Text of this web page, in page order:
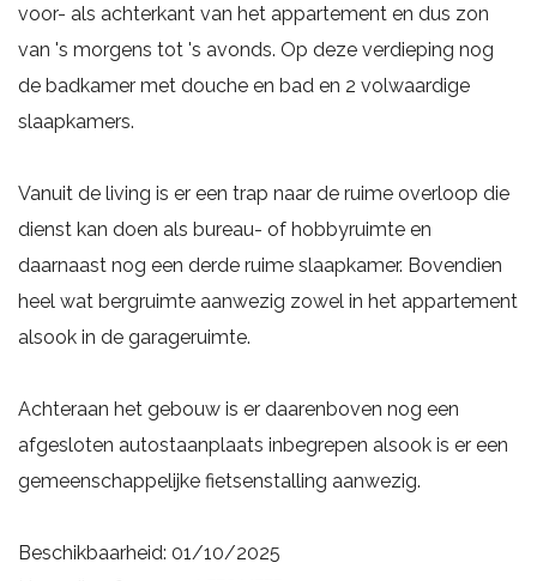
voor- als achterkant van het appartement en dus zon
van 's morgens tot 's avonds. Op deze verdieping nog
de badkamer met douche en bad en 2 volwaardige
slaapkamers.
Vanuit de living is er een trap naar de ruime overloop die
dienst kan doen als bureau- of hobbyruimte en
daarnaast nog een derde ruime slaapkamer. Bovendien
heel wat bergruimte aanwezig zowel in het appartement
alsook in de garageruimte.
Achteraan het gebouw is er daarenboven nog een
afgesloten autostaanplaats inbegrepen alsook is er een
gemeenschappelijke fietsenstalling aanwezig.
Beschikbaarheid: 01/10/2025